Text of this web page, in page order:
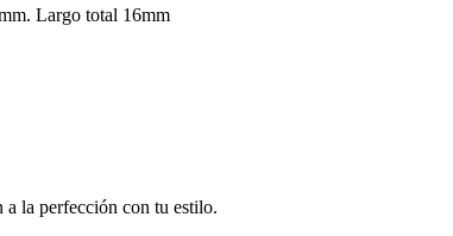
Largo total 16mm
la perfección con tu estilo.